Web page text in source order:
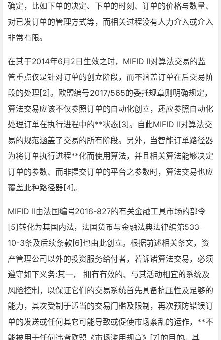
确定，比如下单的决定、下单的时刻、订单的价格与数量、
对已发订单的管理方式等，而相关过程没有人力介入或介入
非常有限。
在其于2014年6月2日生效之时，MIFID II对算法交易的监
管重点仅是针对订单的创立阶段，而不涵盖订单在后交易阶
段的处理[2]。欧盟编号2017/565的委托规章则明确规定，
算法交易应该不仅参照订单的自动化创立，还应参照自动化
处理订单在执行进程中的**状态[3]。自此MIFID II对算法交
易的规范涵盖了交易的所有阶段。另外，当智能订单路径器
为将订单执行进程**化而使用算法，并且相关算法能够决定
订单的参数、而非提交订单的平台之参数时，算法交易也应
覆盖此种路径器[4]。
MIFID II由法国编号2016-827的有关金融工具市场的部令
[5]转化为其国内法，法国货币与金融法典法律编第533-
10-3条及后续条款[6]也由此创立。根据前述相关条文，资
产管理公司以外的投资服务给付者，若诉诸算法交易，必须
遵守如下义务:其一， 拥有有效的、与其活动相宜的系统及
风险控制，以保证它们的交易系统首先具备抗压性及足够的
能力，其次受制于适当的交易门槛及限制，再次预防错误订
单的发送或任何其它可能导致或促使市场紊乱的运作，**不
能被用于任何违背欧盟《市场滥用规章》[7]的目的。其